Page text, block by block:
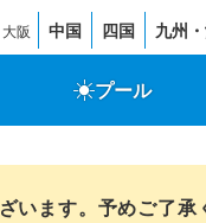
大阪 中国 四国 九州
プール
ます。予めご了承